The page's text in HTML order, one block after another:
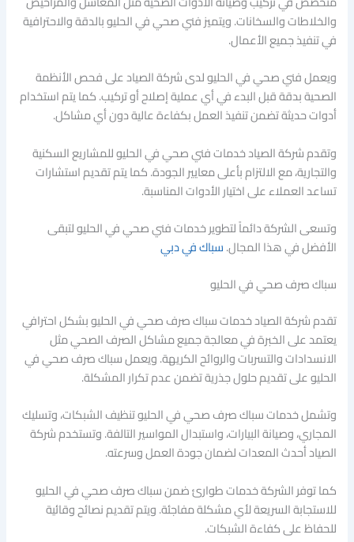
والخلاطات والسخانات. ويتميز فني صحي في الحليو بالدقة والاحترافية
في تنفيذ جميع الأعمال.
ويعمل فني صحي في الحليو لدى شركة الصياد على فحص الأنظمة
الصحية بدقة قبل البدء في أي عملية إصلاح أو تركيب. كما يتم استخدام
أدوات حديثة تضمن تنفيذ العمل بكفاءة عالية دون أي مشاكل.
وتقدم شركة الصياد خدمات فني صحي في الحليو للمشاريع السكنية
والتجارية، مع الالتزام بأعلى معايير الجودة. كما يتم تقديم استشارات
تساعد العملاء على اختيار الأدوات المناسبة.
وتسعى الشركة دائماً لتطوير خدمات فني صحي في الحليو لتبقى
الأفضل في هذا المجال.سباك في دبي
سباك صرف صحي في الحليو
تقدم شركة الصياد خدمات سباك صرف صحي في الحليو بشكل احترافي
يعتمد على الخبرة في معالجة جميع مشاكل الصرف الصحي مثل
الانسدادات والتسربات والروائح الكريهة. ويعمل سباك صرف صحي في
الحليو على تقديم حلول جذرية تضمن عدم تكرار المشكلة.
وتشمل خدمات سباك صرف صحي في الحليو تنظيف الشبكات، وتسليك
المجاري، وصيانة البيارات، واستبدال المواسير التالفة. وتستخدم شركة
الصياد أحدث المعدات لضمان جودة العمل وسرعته.
كما توفر الشركة خدمات طوارئ ضمن سباك صرف صحي في الحليو
للاستجابة السريعة لأي مشكلة مفاجئة. ويتم تقديم نصائح وقائية
للحفاظ على كفاءة الشبكات.